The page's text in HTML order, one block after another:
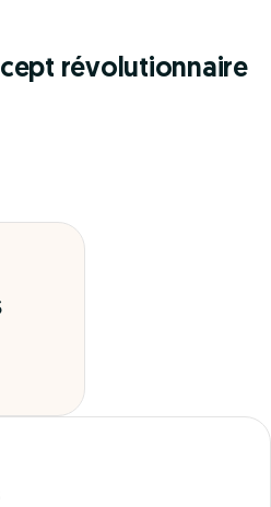
révolutionnaire